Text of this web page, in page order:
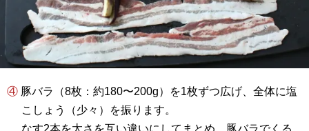
④ 豚バラ（8枚：約180〜200g）を1枚ずつ広げ、全体に塩
こしょう（少々）を振ります。
なす2本を太さを互い違いにしてまとめ、豚バラでくる